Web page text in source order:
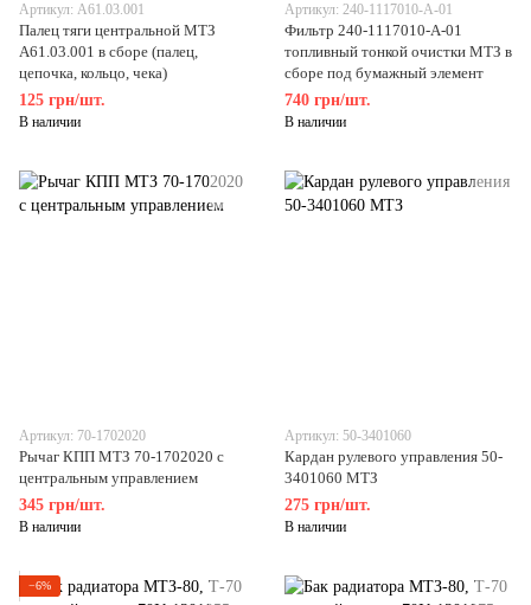
Артикул: А61.03.001
Палец тяги центральной МТЗ
А61.03.001 в сборе (палец,
цепочка, кольцо, чека)
125 грн/шт.
В наличии
Артикул: 240-1117010-А-01
Фильтр 240-1117010-А-01
топливный тонкой очистки МТЗ в
сборе под бумажный элемент
740 грн/шт.
В наличии
Артикул: 70-1702020
Рычаг КПП МТЗ 70-1702020 с
центральным управлением
345 грн/шт.
В наличии
Артикул: 50-3401060
Кардан рулевого управления 50-
3401060 МТЗ
275 грн/шт.
В наличии
−6%